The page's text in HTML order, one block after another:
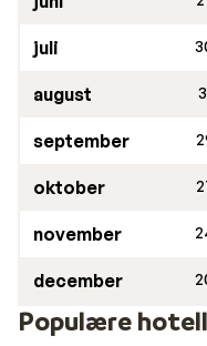
juli
august
september
oktober
november
december
Populære